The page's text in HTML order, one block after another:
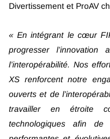
Divertissement et ProAV
« En intégrant le cœur
progresser
l’interopérabilité. Nos
XS renforcent notre
ouverts et de
travailler en étroite
technologiques afin